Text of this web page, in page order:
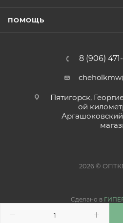
ПОМОЩЬ
8 (906)
Пятигорск,
ой
2026 ©
Сделано в